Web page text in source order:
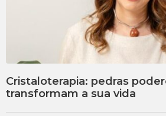
Cristaloterapia: pedras
transformam a sua vida